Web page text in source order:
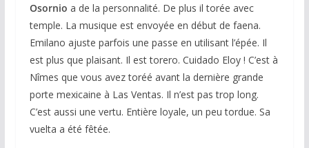
Osornio a de la personnalité. De plus il torée avec
temple. La musique est envoyée en début de faena.
Emilano ajuste parfois une passe en utilisant l’épée. Il
est plus que plaisant. Il est torero. Cuidado Eloy ! C’est à
Nîmes que vous avez toréé avant la dernière grande
porte mexicaine à Las Ventas. Il n’est pas trop long.
C’est aussi une vertu. Entière loyale, un peu tordue. Sa
vuelta a été fêtée.